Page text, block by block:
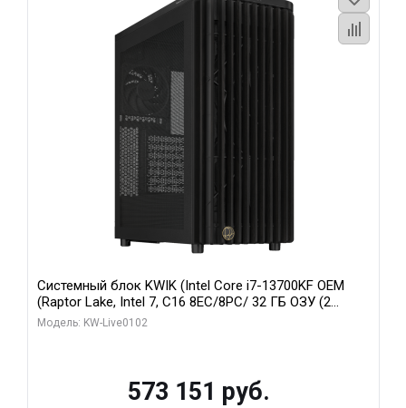
Системный блок KWIK (Intel Core i7-13700KF OEM
(Raptor Lake, Intel 7, C16 8EC/8PC/ 32 ГБ ОЗУ (2
модуля)/ Afox RTX4090 24GB GDDR6X 384-Bit 3xDP
Модель: KW-Live0102
573 151 руб.